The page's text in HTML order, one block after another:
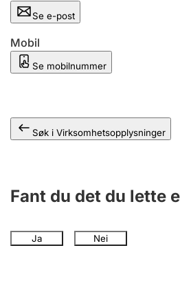
Andre tema
Se e-post
Mobil
Se mobilnummer
Søk i Virksomhetsopplysninger
Fant du det du lette
Ja Nei